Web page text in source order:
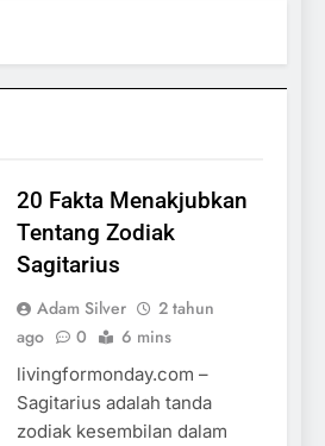
20 Fakta Menakjubkan
Tentang Zodiak
Sagitarius
Adam Silver
2 tahun
ago
0 6 mins
livingformonday.com –
Sagitarius adalah tanda
zodiak kesembilan dalam